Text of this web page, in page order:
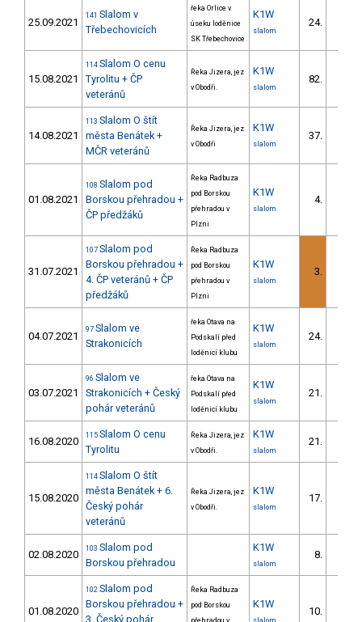
25.09.2021
141 Slalom v
Třebechovicích
řeka Orlice v
úseku loděnice
SK Třebechovice
K1W
slalom
24.
15.08.2021
114 Slalom O cenu
Tyrolitu + ČP
veteránů
Řeka Jizera, jez
v Obodři.
K1W
slalom
82.
14.08.2021
113 Slalom O štít
města Benátek +
MČR veteránů
Řeka Jizera, jez
v Obodři
K1W
slalom
37.
01.08.2021
108 Slalom pod
Borskou přehradou +
ČP předžáků
Řeka Radbuza
pod Borskou
přehradou v
Plzni
K1W
slalom
4.
31.07.2021
107 Slalom pod
Borskou přehradou +
4. ČP veteránů + ČP
předžáků
Řeka Radbuza
pod Borskou
přehradou v
Plzni
K1W
slalom
3.
04.07.2021
97 Slalom ve
Strakonicích
řeka Otava na
Podskalí před
loděnicí klubu
K1W
slalom
24.
03.07.2021
96 Slalom ve
Strakonicích + Český
pohár veteránů
řeka Otava na
Podskalí před
loděnicí klubu
K1W
slalom
21.
16.08.2020 115 Slalom O cenu
Tyrolitu
Řeka Jizera, jez
v Obodři.
K1W
slalom
21.
15.08.2020
114 Slalom O štít
města Benátek + 6.
Český pohár
veteránů
Řeka Jizera, jez
v Obodři.
K1W
slalom
17.
02.08.2020 103 Slalom pod
Borskou přehradou
K1W
slalom
8.
01.08.2020
102 Slalom pod
Borskou přehradou +
3. Český pohár
Řeka Radbuza
pod Borskou
K1W
10.